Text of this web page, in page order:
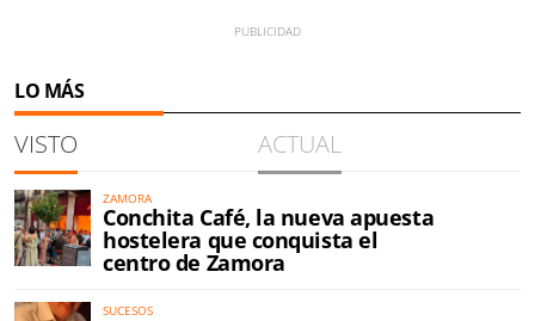
LO MÁS
VISTO ACTUAL
ZAMORA
Conchita Café, la nueva apuesta
hostelera que conquista el
centro de Zamora
SUCESOS